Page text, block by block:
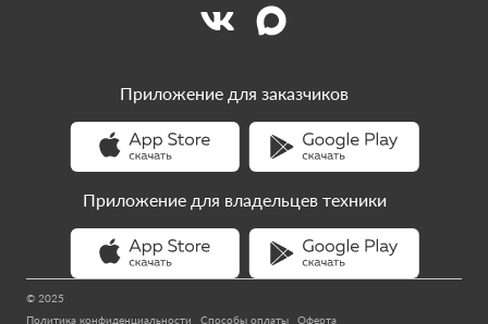
© 2025
Политика конфиденциальности
Способы оплаты Оферта
Приложение для заказчиков
Приложение для владельцев техники